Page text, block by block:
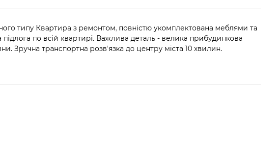
типу Квартира з ремонтом, повністю укомплектована меблями та
по всій квартирі. Важлива деталь - велика прибудинкова
Зручна транспортна розв'язка до центру міста 10 хвилин.